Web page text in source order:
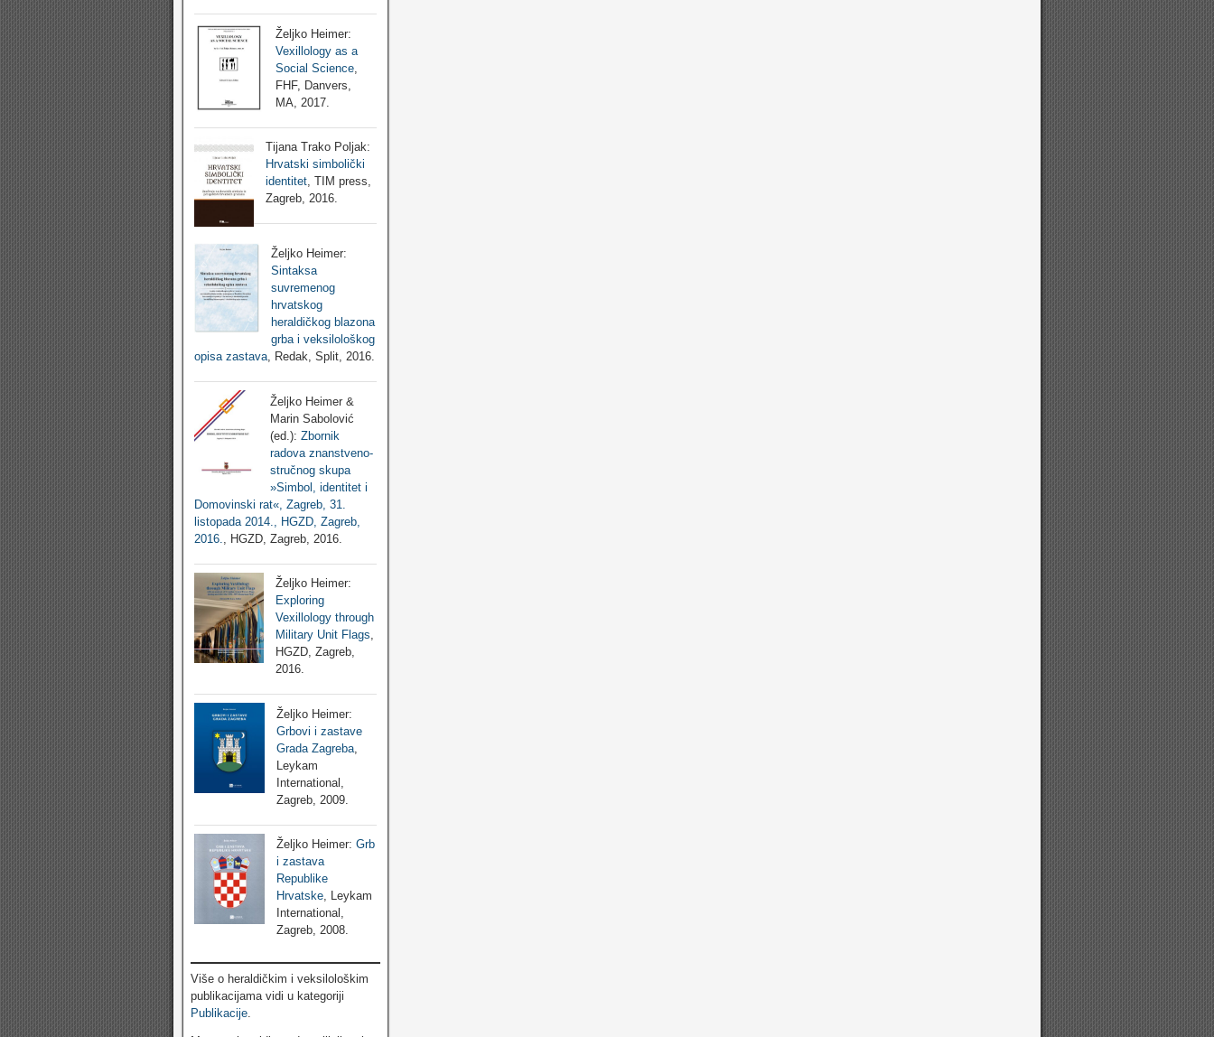
Željko Heimer:
Vexillology as a
Social Science
FHF, Danvers,
MA, 2017.
Tijana Trako Poljak:
Hrvatski simbolički
identitet, TIM press,
Zagreb, 2016.
Željko Heimer:
Sintaksa
suvremenog
hrvatskog
heraldičkog blazona
grba i veksilološkog
opisa zastava, Redak, Split, 2016.
Željko Heimer &
Marin Sabolović
(ed.): Zbornik
radova znanstveno-
stručnog skupa
»Simbol, identitet i
Domovinski rat«, Zagreb, 31.
listopada 2014., HGZD, Zagreb,
2016.
, HGZD, Zagreb, 2016.
Željko Heimer:
Exploring
Vexillology through
Military Unit Flags,
HGZD, Zagreb,
2016.
Željko Heimer:
Grbovi i zastave
Grada Zagreba
Leykam
International,
Zagreb, 2009.
Željko Heimer:Grb
i zastava
Republike
Hrvatske, Leykam
International,
Zagreb, 2008.
Više o heraldičkim i veksilološkim
publikacijama vidi u kategoriji
Publikacije